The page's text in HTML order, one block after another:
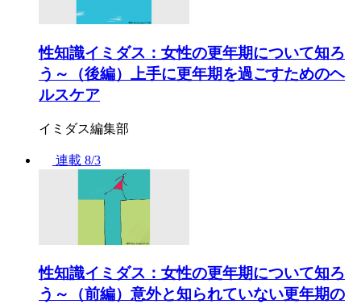
性知識イミダス：女性の更年期について知ろ
う～（後編）上手に更年期を過ごすためのヘ
ルスケア
イミダス編集部
連載 8/3
性知識イミダス：女性の更年期について知ろ
う～（前編）意外と知られていない更年期の